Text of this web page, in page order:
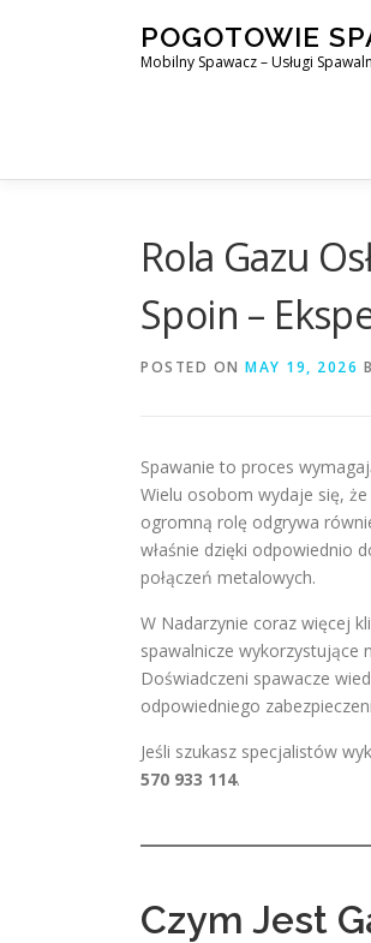
POGOTOWIE
Mobilny Spawacz – Usługi
Rola Gazu
Spoin –
POSTED ON MAY 19, 2026
Spawanie to proces
Wielu osobom wydaje się,
ogromną rolę odgrywa
właśnie dzięki odpowiednio
połączeń metalowych.
W Nadarzynie coraz więcej
spawalnicze wykorzystujące
Doświadczeni spawacze
odpowiedniego
Jeśli szukasz specjalistów
570 933 114.
Czym Jest